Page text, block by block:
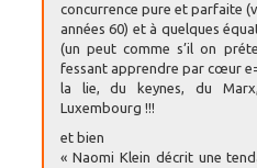
concurrence pure et parfaite
années 60) et à quelques
(un peut comme s’il on
fessant apprendre par cœur
la lie, du keynes, du
Luxembourg !!!
et bien
« Naomi Klein décrit une